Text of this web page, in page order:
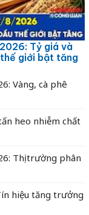
Tỷ giá và
giới bật tăng
Vàng, cà phê
heo nhiễm chất
Thị trường phân
hiệu tăng trưởng